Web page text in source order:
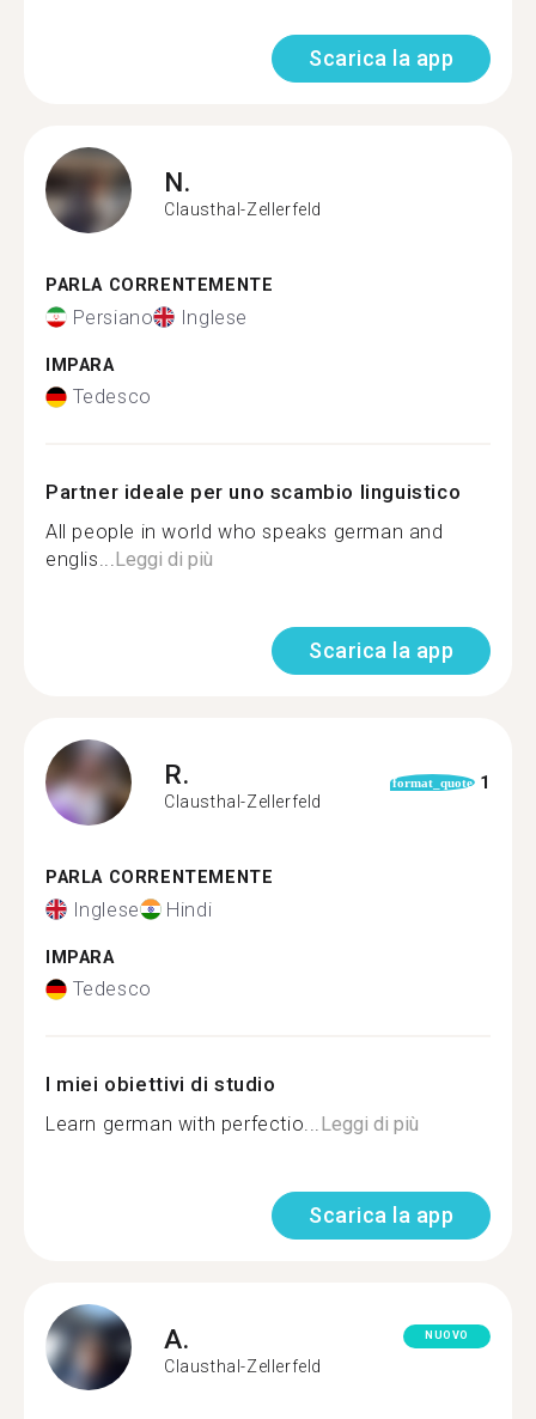
Scarica la app
N.
Clausthal-Zellerfeld
PARLA CORRENTEMENTE
Persiano Inglese
IMPARA
Tedesco
Partner ideale per uno scambio linguistico
All people in world who speaks german and
englis...Leggi di più
Scarica la app
R.
Clausthal-Zellerfeld
format_quote 1
PARLA CORRENTEMENTE
Inglese Hindi
IMPARA
Tedesco
I miei obiettivi di studio
Learn german with perfectio...Leggi di più
Scarica la app
A.
Clausthal-Zellerfeld
NUOVO